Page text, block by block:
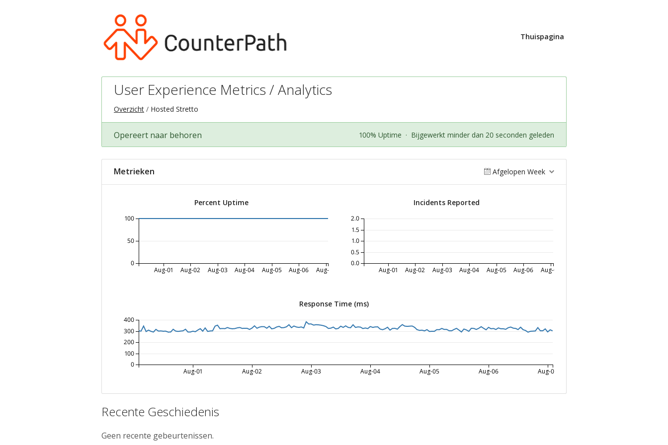
Thuispagina
User Experience Metrics / Analytics
Overzicht Hosted Stretto
Opereert naar behoren 100% Uptime · Bijgewerkt minder dan 20 seconden geleden
Metrieken Afgelopen Week
Percent Uptime
Aug-01 Aug-02 Aug-03 Aug-04 Aug-05 Aug-06 Aug-07
0
50
100
Incidents Reported
Aug-01 Aug-02 Aug-03 Aug-04 Aug-05 Aug-06 Aug-07
0.0
0.5
1.0
1.5
2.0
Response Time (ms)
Aug-01 Aug-02 Aug-03 Aug-04 Aug-05 Aug-06 Aug-07
0
100
200
300
400
Recente Geschiedenis
Geen recente gebeurtenissen.